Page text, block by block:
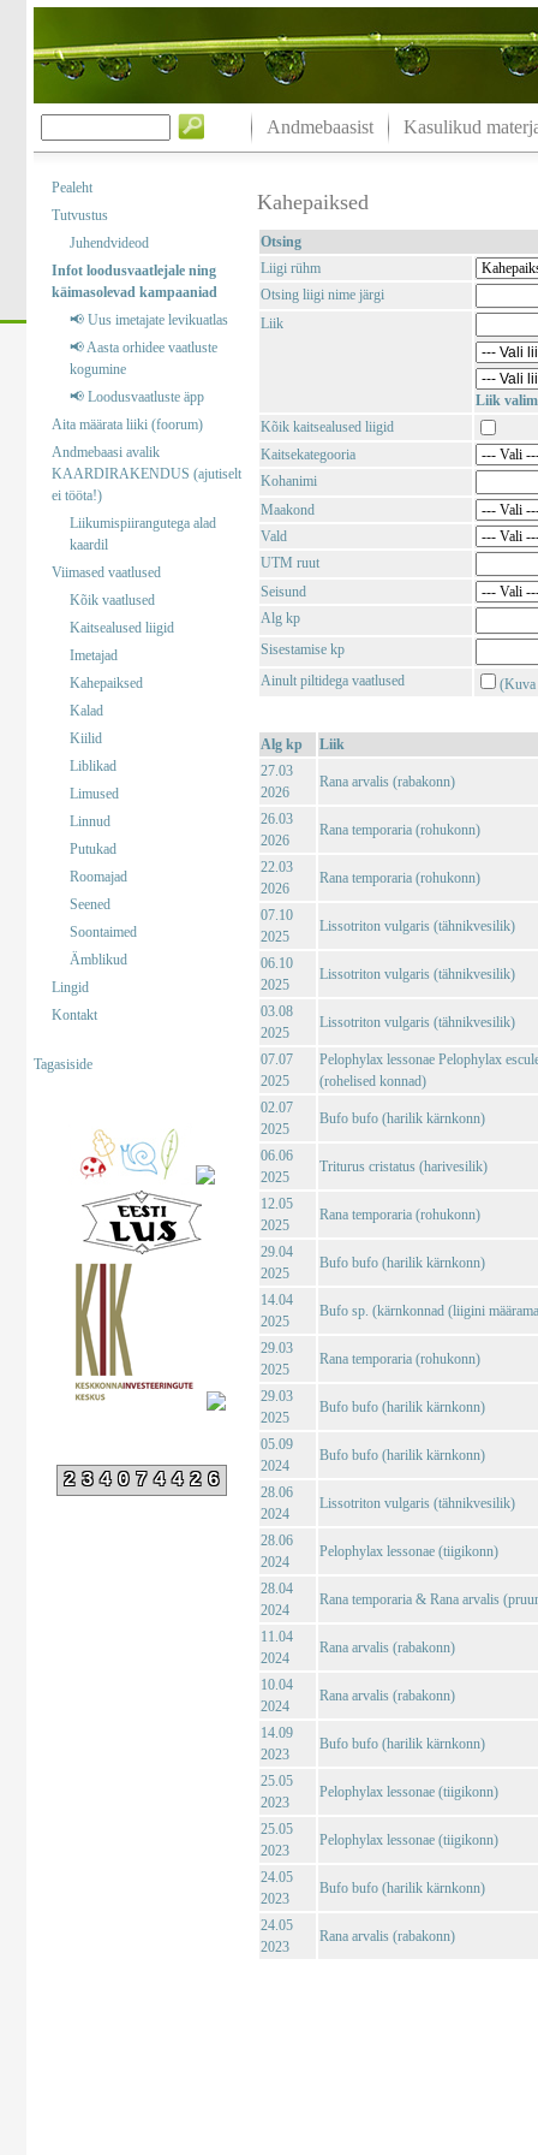
Andmebaasist Kasulikud
Pealeht
Tutvustus
Juhendvideod
Infot loodusvaatlejale ning
käimasolevad kampaaniad
📢 Uus imetajate levikuatlas
📢 Aasta orhidee vaatluste
kogumine
📢 Loodusvaatluste äpp
Aita määrata liiki (foorum)
Andmebaasi avalik
KAARDIRAKENDUS (ajutiselt
ei tööta!)
Liikumispiirangutega alad
kaardil
Viimased vaatlused
Kõik vaatlused
Kaitsealused liigid
Imetajad
Kahepaiksed
Kalad
Kiilid
Liblikad
Limused
Linnud
Putukad
Roomajad
Seened
Soontaimed
Ämblikud
Lingid
Kontakt
Tagasiside
234074426
Kahepaiksed
Otsing
Liigi rühm
Otsing liigi nime järgi
Liik
Liik
Kõik kaitsealused liigid
Kaitsekategooria
Kohanimi
Maakond
Vald
UTM ruut
Seisund
Alg kp
Sisestamise kp
Ainult piltidega vaatlused
(Kuva
Alg kp
Liik
27.03
2026
Rana arvalis (rabakonn)
26.03
2026
Rana temporaria (rohukonn)
22.03
2026
Rana temporaria (rohukonn)
07.10
2025
Lissotriton vulgaris (tähnikvesilik)
06.10
2025
Lissotriton vulgaris (tähnikvesilik)
03.08
2025
Lissotriton vulgaris (tähnikvesilik)
07.07
2025
Pelophylax lessonae Pelophylax
(rohelised konnad)
02.07
2025
Bufo bufo (harilik kärnkonn)
06.06
2025
Triturus cristatus (harivesilik)
12.05
2025
Rana temporaria (rohukonn)
29.04
2025
Bufo bufo (harilik kärnkonn)
14.04
2025
Bufo sp. (kärnkonnad (liigini
29.03
2025
Rana temporaria (rohukonn)
29.03
2025
Bufo bufo (harilik kärnkonn)
05.09
2024
Bufo bufo (harilik kärnkonn)
28.06
2024
Lissotriton vulgaris (tähnikvesilik)
28.06
2024
Pelophylax lessonae (tiigikonn)
28.04
2024
Rana temporaria & Rana arvalis
11.04
2024
Rana arvalis (rabakonn)
10.04
2024
Rana arvalis (rabakonn)
14.09
2023
Bufo bufo (harilik kärnkonn)
25.05
2023
Pelophylax lessonae (tiigikonn)
25.05
2023
Pelophylax lessonae (tiigikonn)
24.05
2023
Bufo bufo (harilik kärnkonn)
24.05
2023
Rana arvalis (rabakonn)